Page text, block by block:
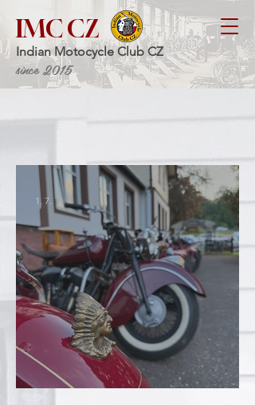
IMC CZ
Indian Motocycle Club CZ
since 2015
1. 7.